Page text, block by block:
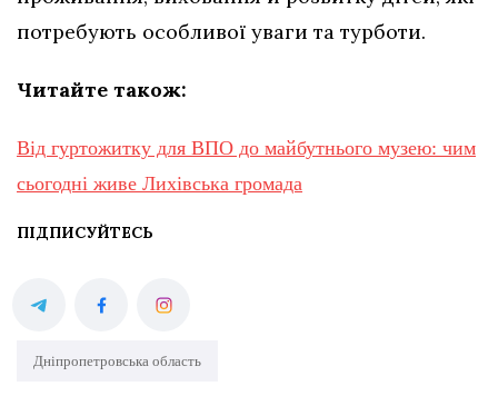
потребують особливої уваги та турботи.
Читайте також:
Від гуртожитку для ВПО до майбутнього музею: чим
сьогодні живе Лихівська громада
ПІДПИСУЙТЕСЬ
Дніпропетровська область